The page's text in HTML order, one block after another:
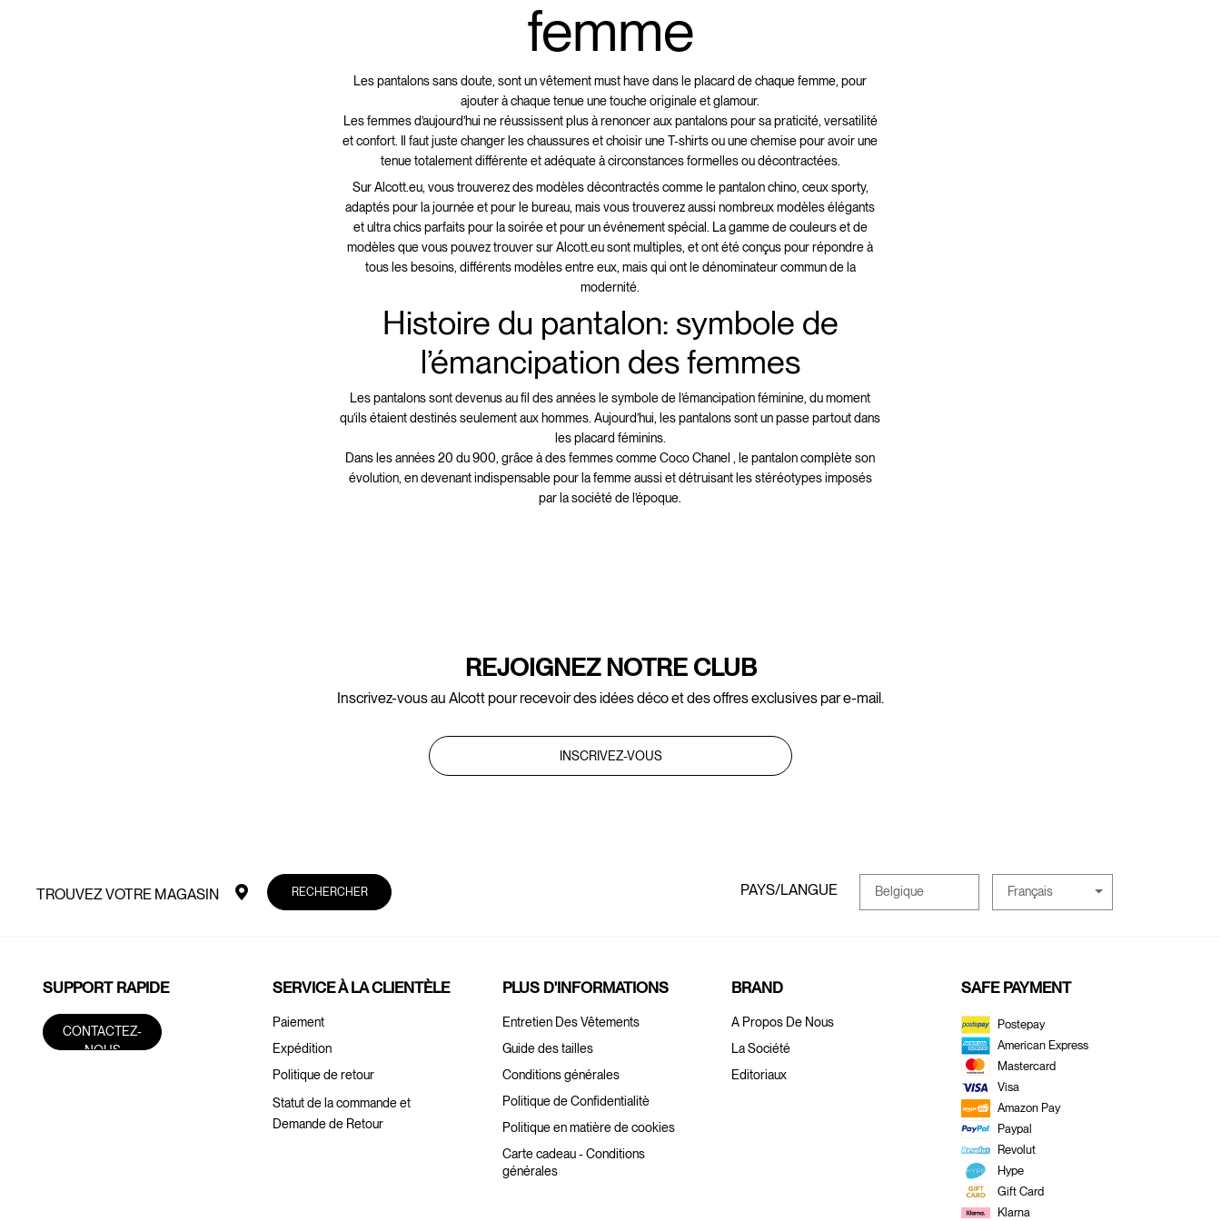
femme
Les pantalons sans doute, sont un vêtement must have dans le placard de chaque femme, pour
ajouter à chaque tenue une touche originale et glamour.
Les femmes d’aujourd’hui ne réussissent plus à renoncer aux pantalons pour sa praticité, versatilité
et confort. Il faut juste changer les chaussures et choisir une T-shirts ou une chemise pour avoir une
tenue totalement différente et adéquate à circonstances formelles ou décontractées.
Sur Alcott.eu, vous trouverez des modèles décontractés comme le pantalon chino, ceux sporty,
adaptés pour la journée et pour le bureau, mais vous trouverez aussi nombreux modèles élégants
et ultra chics parfaits pour la soirée et pour un événement spécial. La gamme de couleurs et de
modèles que vous pouvez trouver sur Alcott.eu sont multiples, et ont été conçus pour répondre à
tous les besoins, différents modèles entre eux, mais qui ont le dénominateur commun de la
modernité.
Histoire du pantalon: symbole de
l’émancipation des femmes
Les pantalons sont devenus au fil des années le symbole de l’émancipation féminine, du moment
qu’ils étaient destinés seulement aux hommes. Aujourd’hui, les pantalons sont un passe partout dans
les placard féminins.
Dans les années 20 du 900, grâce à des femmes comme Coco Chanel , le pantalon complète son
évolution, en devenant indispensable pour la femme aussi et détruisant les stéréotypes imposés
par la société de l’époque.
REJOIGNEZ NOTRE CLUB
Inscrivez-vous au Alcott pour recevoir des idées déco et des offres exclusives par e-mail.
INSCRIVEZ-VOUS
TROUVEZ VOTRE MAGASIN RECHERCHER PAYS/LANGUE Belgique Français
SUPPORT RAPIDE
CONTACTEZ-
NOUS
SERVICE À LA CLIENTÈLE
Paiement
Expédition
Politique de retour
Statut de la commande et
Demande de Retour
PLUS D'INFORMATIONS
Entretien Des Vêtements
Guide des tailles
Conditions générales
Politique de Confidentialitè
Politique en matière de cookies
Carte cadeau - Conditions
générales
BRAND
A Propos De Nous
La Société
Editoriaux
SAFE PAYMENT
Postepay
American Express
Mastercard
Visa
Amazon Pay
Paypal
Revolut
Hype
Gift Card
Klarna